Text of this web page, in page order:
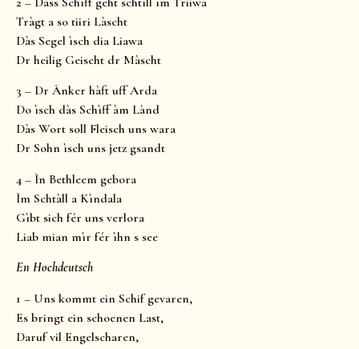
Tràgt a so tiiri Làscht
Dàs Segel ìsch dia Liawa
Dr heilig Geischt dr Màscht
3 – Dr Ànker hàft uff Arda
Do ìsch dàs Schìff àm Lànd
Dàs Wort soll Fleisch uns wara
Dr Sohn ìsch uns jetz gsandt
4 – Ìn Bethleem gebora
Ìm Schtàll a Kìndala
Gìbt sich fér uns verlora
Liab mian mìr fér ìhn s see
En Hochdeutsch
1 – Uns kommt ein Schif gevaren,
Es bringt ein schoenen Last,
Daruf vil Engelscharen,